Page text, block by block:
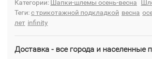
Категории: Шапки-шлемы осень-весна
Теги:с трикотажной подкладкой весна
лет infinity
Доставка - все города и населенные